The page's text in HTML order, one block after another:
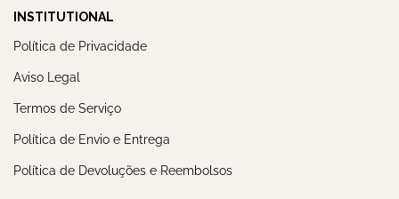
INSTITUTIONAL
Política de Privacidade
Aviso Legal
Termos de Serviço
Política de Envio e Entrega
Política de Devoluções e Reembolsos